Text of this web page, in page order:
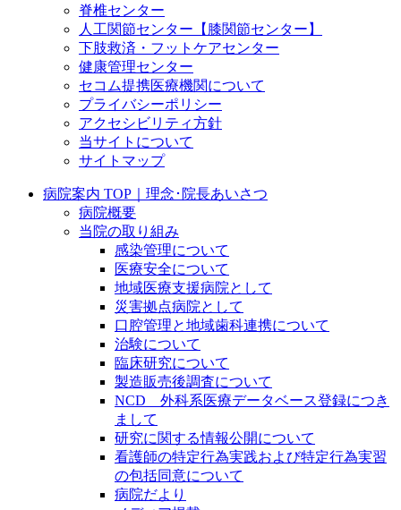
脊椎センター
人工関節センター【膝関節センター】
下肢救済・フットケアセンター
健康管理センター
セコム提携医療機関について
プライバシーポリシー
アクセシビリティ方針
当サイトについて
サイトマップ
病院案内 TOP｜理念･院長あいさつ
病院概要
当院の取り組み
感染管理について
医療安全について
地域医療支援病院として
災害拠点病院として
口腔管理と地域歯科連携について
治験について
臨床研究について
製造販売後調査について
NCD 外科系医療データベース登録につき
まして
研究に関する情報公開について
看護師の特定行為実践および特定行為実習
の包括同意について
病院だより